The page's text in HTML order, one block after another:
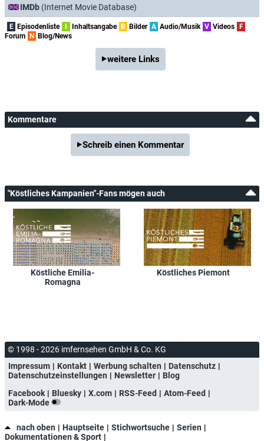
IMDb (Internet Movie Database)
E Episodenliste I Inhaltsangabe B Bilder A Audio/Musik V Videos F
Forum N Blog/News
weitere Links
Kommentare
Schreib einen Kommentar
"Köstliches Kampanien"-Fans mögen auch
Köstliche Emilia-
Romagna
Köstliches Piemont
© 1998 - 2026 imfernsehen GmbH & Co. KG
Impressum
Kontakt Werbung schalten
Datenschutz
Datenschutzeinstellungen
Newsletter
Blog
Facebook
Bluesky X.com RSS-Feed
Atom-Feed
Dark-Mode
nach oben Hauptseite Stichwortsuche
Serien
Dokumentationen & Sport